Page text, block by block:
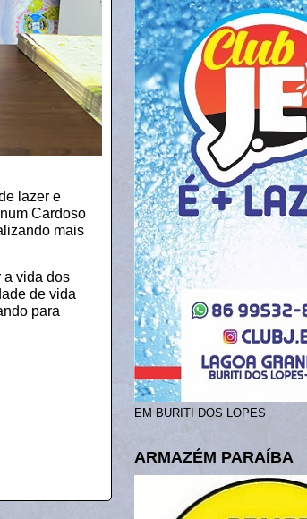
lazer e
Cardoso
mais
a vida dos
de vida
para
EM BURITI DOS LOPES
ARMAZÉM PARAÍBA